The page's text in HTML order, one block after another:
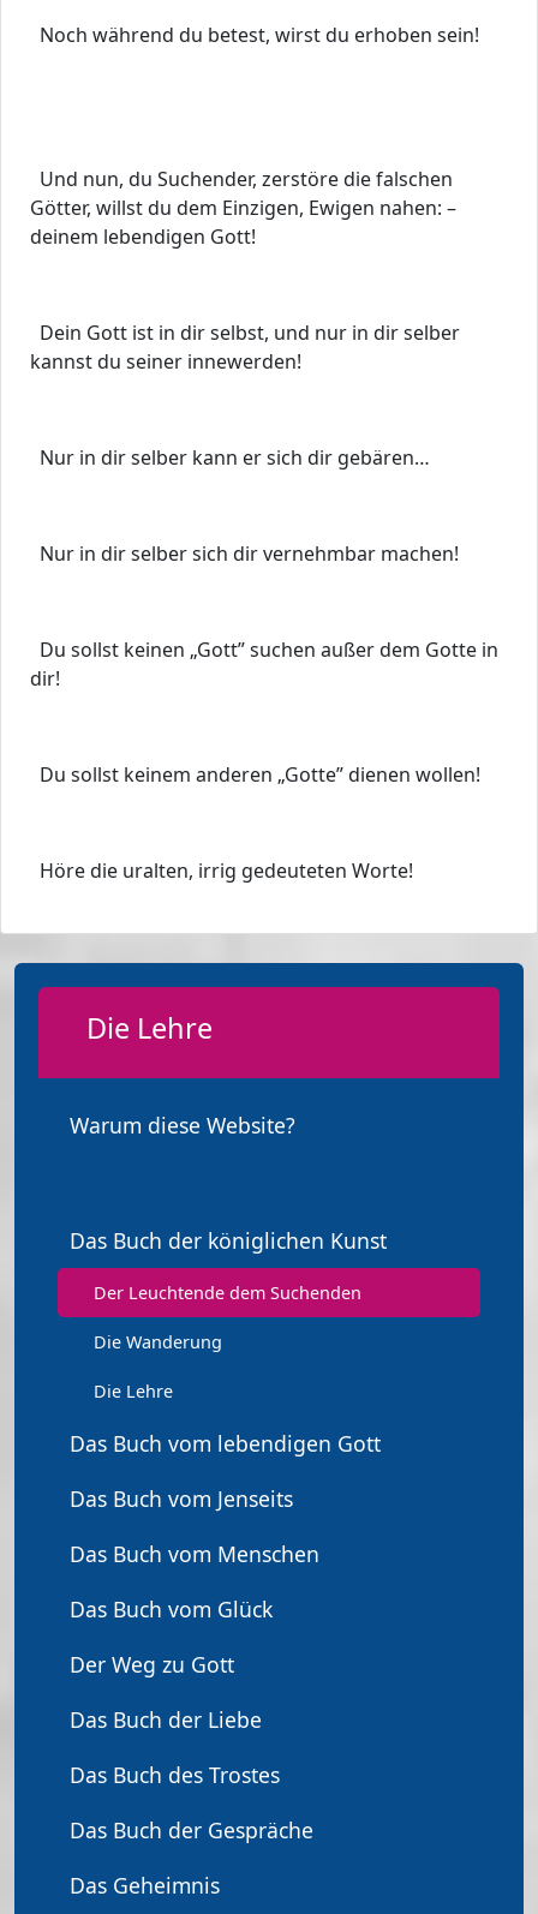
Die Lehre
Warum diese Website?
Das Buch der königlichen Kunst
Der Leuchtende dem Suchenden
Die Wanderung
Die Lehre
Das Buch vom lebendigen Gott
Das Buch vom Jenseits
Das Buch vom Menschen
Das Buch vom Glück
Der Weg zu Gott
Das Buch der Liebe
Das Buch des Trostes
Das Buch der Gespräche
Das Geheimnis
Noch während du betest, wirst du erhoben sein!
Und nun, du Suchender, zerstöre die falschen
Götter, willst du dem Einzigen, Ewigen nahen: –
deinem lebendigen Gott!
Dein Gott ist in dir selbst, und nur in dir selber
kannst du seiner innewerden!
Nur in dir selber kann er sich dir gebären…
Nur in dir selber sich dir vernehmbar machen!
Du sollst keinen „Gott” suchen außer dem Gotte in
dir!
Du sollst keinem anderen „Gotte” dienen wollen!
Höre die uralten, irrig gedeuteten Worte!